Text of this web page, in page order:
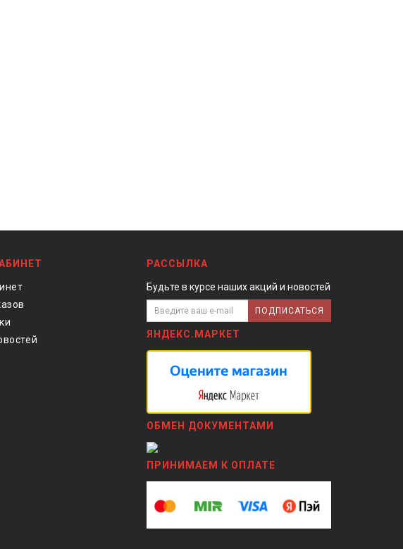
РАССЫЛКА
Будьте в курсе наших акций и новостей
ПОДПИСАТЬСЯ
ЯНДЕКС.МАРКЕТ
ОБМЕН ДОКУМЕНТАМИ
ПРИНИМАЕМ К ОПЛАТЕ